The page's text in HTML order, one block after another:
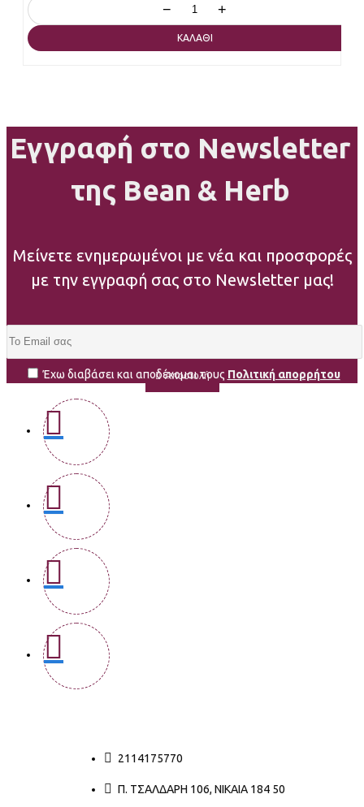
− +
ΚΑΛΆΘΙ
Εγγραφή στο Newsletter
της Bean & Herb
Μείνετε ενημερωμένοι με νέα και προσφορές
με την εγγραφή σας στο Newsletter μας!
Αποστολή
Έχω διαβάσει και αποδέχομαι τους Πολιτική απορρήτου
2114175770
Π. ΤΣΑΛΔΆΡΗ 106, ΝΊΚΑΙΑ 184 50